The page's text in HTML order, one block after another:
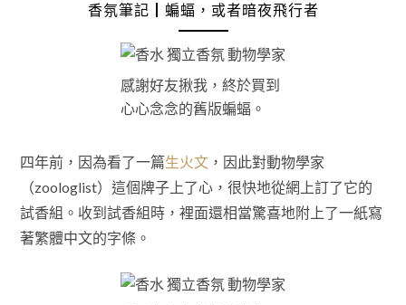
香氛筆記┃蝙蝠，或者暗夜飛行者
感謝好友揪我，終於買到
心心念念的舊版蝙蝠。
四年前，因為看了一篇生火文，因此對動物學家
（zoologlist）這個牌子上了心，很快地從網上訂了它的
試香組。收到試香組時，裡面還相當驚喜地附上了一紙寫
著繁體中文的字條。